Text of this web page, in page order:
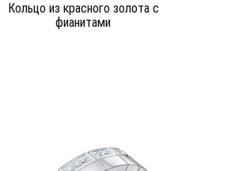
Кольцо из красного золота c
фианитами